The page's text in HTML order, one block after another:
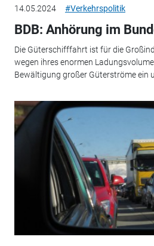
14.05.2024 #Verkehrspolitik
BDB: Anhörung im
Die Güterschifffahrt ist für die
wegen ihres enormen
Bewältigung großer Güterströme ein